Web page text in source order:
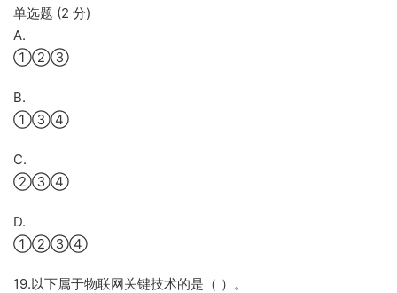
单选题 (2 分)
A.
①②③
B.
①③④
C.
②③④
D.
①②③④
19.以下属于物联网关键技术的是（ ）。